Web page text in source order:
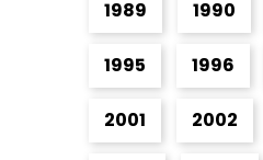
1989 1990
1995 1996
2001 2002